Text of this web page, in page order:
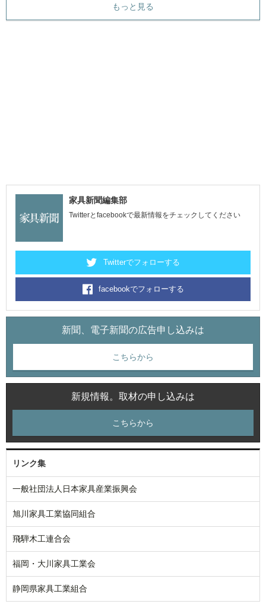
もっと見る
家具新聞編集部
Twitterとfacebookで最新情報をチェックしてください
Twitterでフォローする
facebookでフォローする
新聞、電子新聞の広告申し込みは
こちらから
新規情報。取材の申し込みは
こちらから
リンク集
一般社団法人日本家具産業振興会
旭川家具工業協同組合
飛騨木工連合会
福岡・大川家具工業会
静岡県家具工業組合